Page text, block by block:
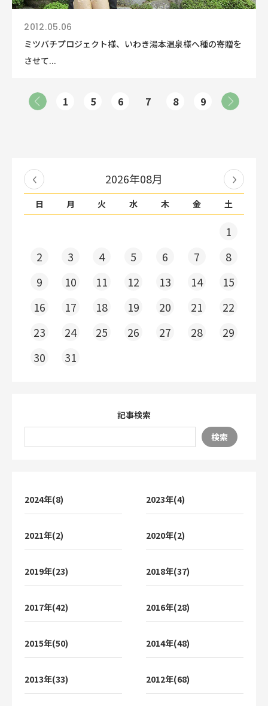
2012.05.06
ミツバチプロジェクト様、いわき湯本温泉様へ種の寄贈を
させて...
1 5 6 7 8 9
2026年08月
日 月 火 水 木 金 土
1
2
3 4 5 6 7
8
9
10 11 12 13 14
15
16
17 18 19 20 21
22
23
24 25 26 27 28
29
30
31
記事検索
検索
2024年(8) 2023年(4)
2021年(2) 2020年(2)
2019年(23) 2018年(37)
2017年(42) 2016年(28)
2015年(50) 2014年(48)
2013年(33) 2012年(68)